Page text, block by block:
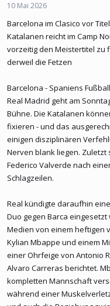
10 Mai 2026
Barcelona im Clasico vor
Katalanen reicht im Camp
vorzeitig den Meistertitel zu
derweil die Fetzen
Barcelona - Spaniens
Real Madrid geht am
Bühne. Die Katalanen
fixieren - und das
einigen disziplinären
Nerven blank liegen.
Federico Valverde nach
Schlagzeilen.
Real kündigte daraufhin
Duo gegen Barca
Medien von einem heftigen
Kylian Mbappe und einem
einer Ohrfeige von Antonio
Alvaro Carreras berichtet.
kompletten Mannschaft
während einer